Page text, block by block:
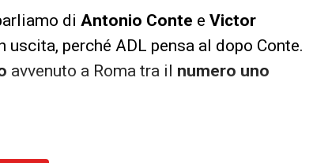
di Antonio Conte e Victor
perché ADL pensa al dopo Conte.
avvenuto a Roma tra il numero uno